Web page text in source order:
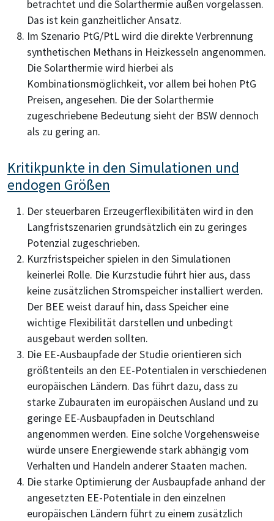
betrachtet und die Solarthermie außen vorgelassen.
Das ist kein ganzheitlicher Ansatz.
Im Szenario PtG/PtL wird die direkte Verbrennung
synthetischen Methans in Heizkesseln angenommen.
Die Solarthermie wird hierbei als
Kombinationsmöglichkeit, vor allem bei hohen PtG
Preisen, angesehen. Die der Solarthermie
zugeschriebene Bedeutung sieht der BSW dennoch
als zu gering an.
Kritikpunkte in den Simulationen und
endogen Größen
Der steuerbaren Erzeugerflexibilitäten wird in den
Langfristszenarien grundsätzlich ein zu geringes
Potenzial zugeschrieben.
Kurzfristspeicher spielen in den Simulationen
keinerlei Rolle. Die Kurzstudie führt hier aus, dass
keine zusätzlichen Stromspeicher installiert werden.
Der BEE weist darauf hin, dass Speicher eine
wichtige Flexibilität darstellen und unbedingt
ausgebaut werden sollten.
Die EE-Ausbaupfade der Studie orientieren sich
größtenteils an den EE-Potentialen in verschiedenen
europäischen Ländern. Das führt dazu, dass zu
starke Zubauraten im europäischen Ausland und zu
geringe EE-Ausbaupfaden in Deutschland
angenommen werden. Eine solche Vorgehensweise
würde unsere Energiewende stark abhängig vom
Verhalten und Handeln anderer Staaten machen.
Die starke Optimierung der Ausbaupfade anhand der
angesetzten EE-Potentiale in den einzelnen
europäischen Ländern führt zu einem zusätzlich